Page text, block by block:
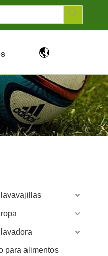
para alimentos